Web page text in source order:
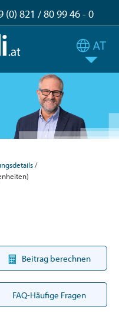
(0) 821 / 80 99 46 - 0
Beitrag berechnen
FAQ-Häufige Fragen